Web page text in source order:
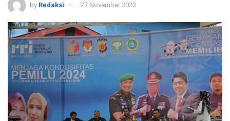
by Redaksi 27 November 2023